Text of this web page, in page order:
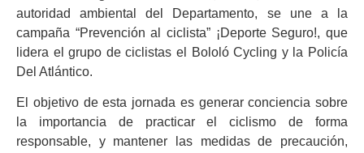
autoridad ambiental del Departamento, se une a la
campaña “Prevención al ciclista” ¡Deporte Seguro!, que
lidera el grupo de ciclistas el Bololó Cycling y la Policía
Del Atlántico.
El objetivo de esta jornada es generar conciencia sobre
la importancia de practicar el ciclismo de forma
responsable, y mantener las medidas de precaución,